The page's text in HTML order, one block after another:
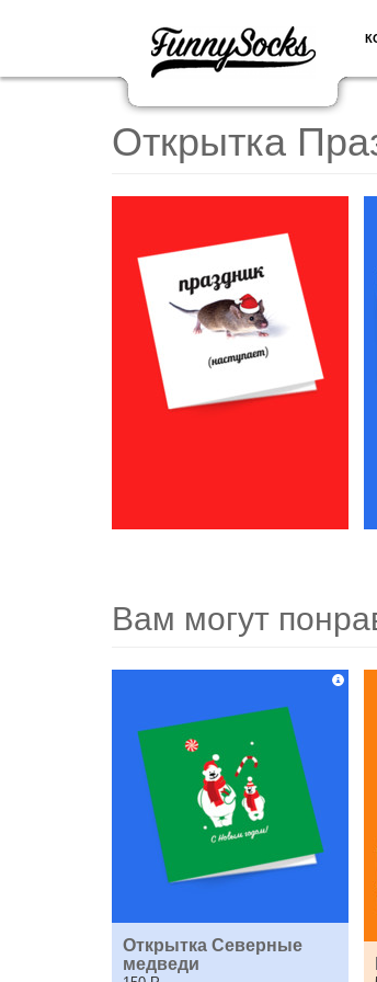
Открытка
Вам могут
Открытка Северные
медведи